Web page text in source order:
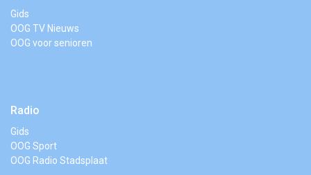
Gids
OOG TV Nieuws
OOG voor senioren
Radio
Gids
OOG Sport
OOG Radio Stadsplaat